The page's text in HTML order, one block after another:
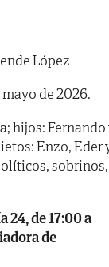
López
de 2026.
hijos: Fernando
Enzo, Eder
sobrinos,
24, de 17:00 a
de